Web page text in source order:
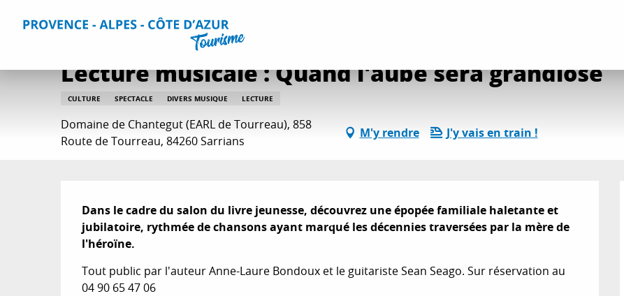
Accueil Que faire ? Sorties & Agenda
Lecture musicale : Quand l'aube sera grandiose
CULTURE SPECTACLE DIVERS MUSIQUE LECTURE
Domaine de Chantegut (EARL de Tourreau), 858
Route de Tourreau, 84260 Sarrians
M'y rendre J'y vais en train !
Description
Dans le cadre du salon du livre jeunesse, découvrez une épopée familiale haletante et
jubilatoire, rythmée de chansons ayant marqué les décennies traversées par la mère de
l'héroïne.
Tout public par l'auteur Anne-Laure Bondoux et le guitariste Sean Seago. Sur réservation au
04 90 65 47 06